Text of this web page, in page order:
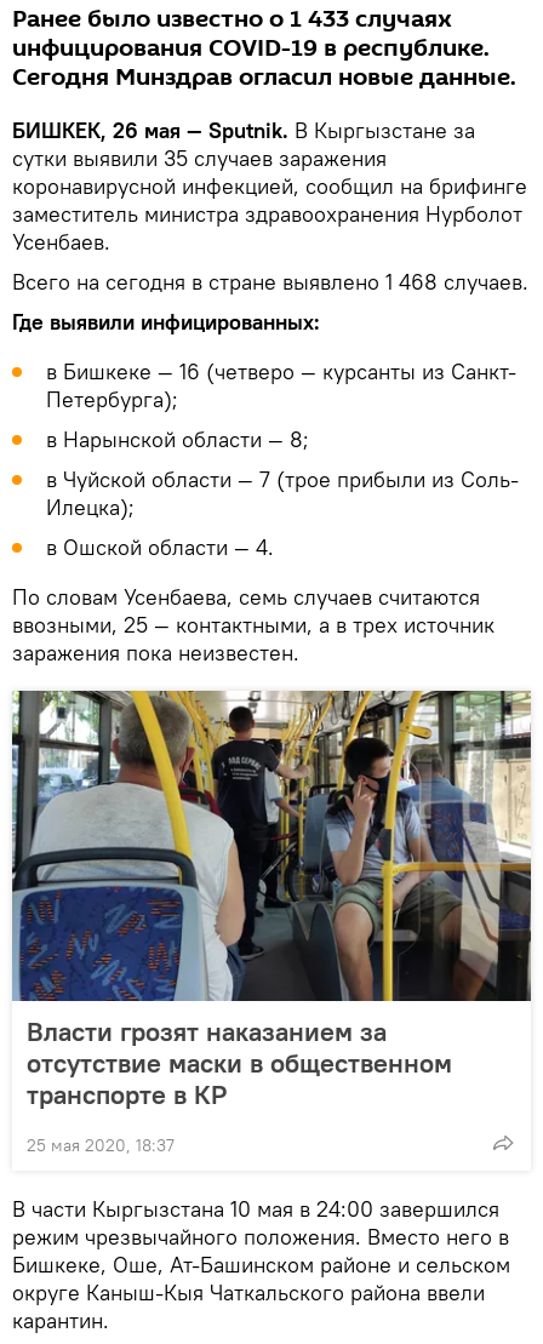
Ранее было известно о 1 433 случаях
инфицирования COVID-19 в республике.
Сегодня Минздрав огласил новые данные.
БИШКЕК, 26 мая — Sputnik. В Кыргызстане за
сутки выявили 35 случаев заражения
коронавирусной инфекцией, сообщил на брифинге
заместитель министра здравоохранения Нурболот
Усенбаев.
Всего на сегодня в стране выявлено 1 468 случаев.
Где выявили инфицированных:
в Бишкеке — 16 (четверо — курсанты из Санкт-
Петербурга);
в Нарынской области — 8;
в Чуйской области — 7 (трое прибыли из Соль-
Илецка);
в Ошской области — 4.
По словам Усенбаева, семь случаев считаются
ввозными, 25 — контактными, а в трех источник
заражения пока неизвестен.
Власти грозят наказанием за
отсутствие маски в общественном
транспорте в КР
25 мая 2020, 18:37
В части Кыргызстана 10 мая в 24:00 завершился
режим чрезвычайного положения. Вместо него в
Бишкеке, Оше, Ат-Башинском районе и сельском
округе Каныш-Кыя Чаткальского района ввели
карантин.